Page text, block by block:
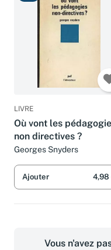
LIVRE
Où vont les
non directives ?
Georges Snyders
Ajouter 4,98
Vous n'avez